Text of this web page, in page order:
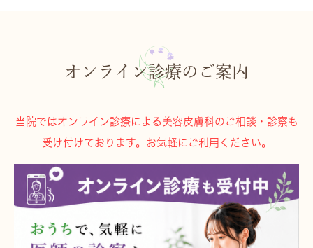
オンライン診療のご案内
当院ではオンライン診療による美容皮膚科のご相談・診察も
受け付けております。お気軽にご利用ください。